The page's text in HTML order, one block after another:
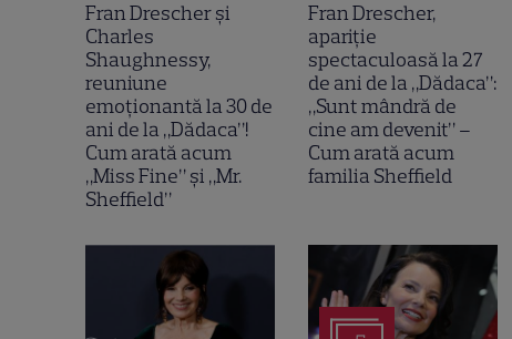
Fran Drescher și
Charles
Shaughnessy,
reuniune
emoționantă la 30 de
ani de la „Dădaca”!
Cum arată acum
„Miss Fine” și „Mr.
Sheffield”
Fran Drescher,
apariție
spectaculoasă la 27
de ani de la „Dădaca”:
„Sunt mândră de
cine am devenit” –
Cum arată acum
familia Sheffield